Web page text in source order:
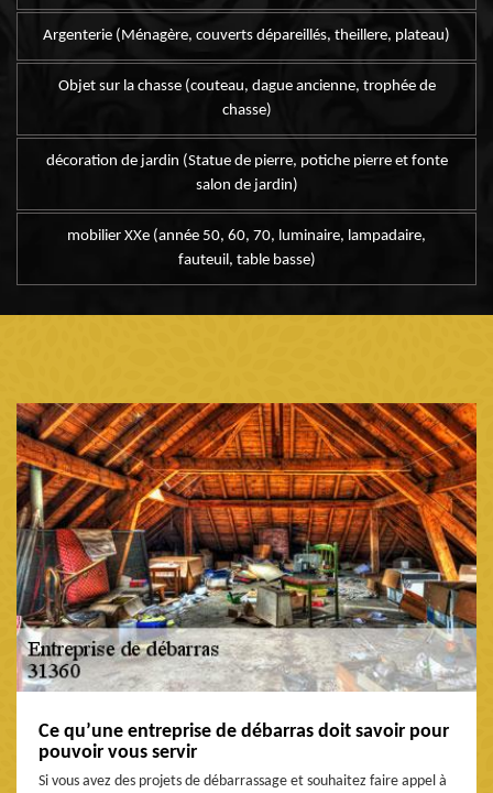
Argenterie (Ménagère, couverts dépareillés, theillere, plateau)
Objet sur la chasse (couteau, dague ancienne, trophée de
chasse)
décoration de jardin (Statue de pierre, potiche pierre et fonte
salon de jardin)
mobilier XXe (année 50, 60, 70, luminaire, lampadaire,
fauteuil, table basse)
Ce qu’une entreprise de débarras doit savoir pour
pouvoir vous servir
Si vous avez des projets de débarrassage et souhaitez faire appel à